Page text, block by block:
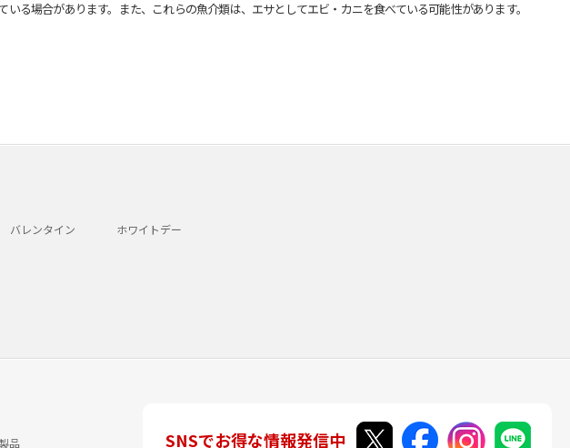
場合があります。また、これらの魚介類は、エサとしてエビ・カニを食べている可能性があります。
バレンタイン ホワイトデー
品 SNSでお得な情報発信中